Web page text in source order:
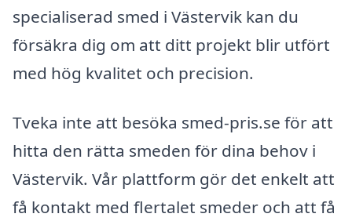
specialiserad smed i Västervik kan du
försäkra dig om att ditt projekt blir utfört
med hög kvalitet och precision.
Tveka inte att besöka smed-pris.se för att
hitta den rätta smeden för dina behov i
Västervik. Vår plattform gör det enkelt att
få kontakt med flertalet smeder och att få